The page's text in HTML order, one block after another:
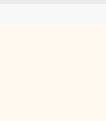
姜之程。
不该死的，就是这个疯子。